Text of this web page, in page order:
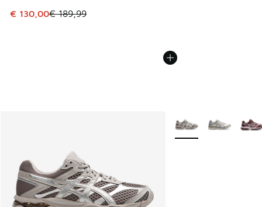
Dit artikel is in de uitverkoop. Dit artikel is in de
€ 130,00€ 189,99
Meer kleuren